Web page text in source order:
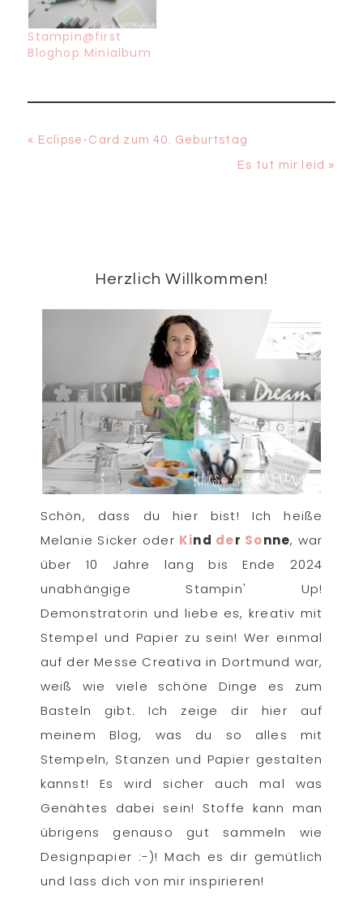
Stampin@first
Bloghop Minialbum
Vorheriger
« Eclipse-Card zum 40. Geburtstag
Nächster
Es tut mir leid »
Herzlich Willkommen!
Schön, dass du hier bist! Ich heiße
Melanie Sicker oder Kind der Sonne, war
über 10 Jahre lang bis Ende 2024
unabhängige Stampin' Up!
Demonstratorin und liebe es, kreativ mit
Stempel und Papier zu sein! Wer einmal
auf der Messe Creativa in Dortmund war,
weiß wie viele schöne Dinge es zum
Basteln gibt. Ich zeige dir hier auf
meinem Blog, was du so alles mit
Stempeln, Stanzen und Papier gestalten
kannst! Es wird sicher auch mal was
Genähtes dabei sein! Stoffe kann man
übrigens genauso gut sammeln wie
Designpapier :-)! Mach es dir gemütlich
und lass dich von mir inspirieren!